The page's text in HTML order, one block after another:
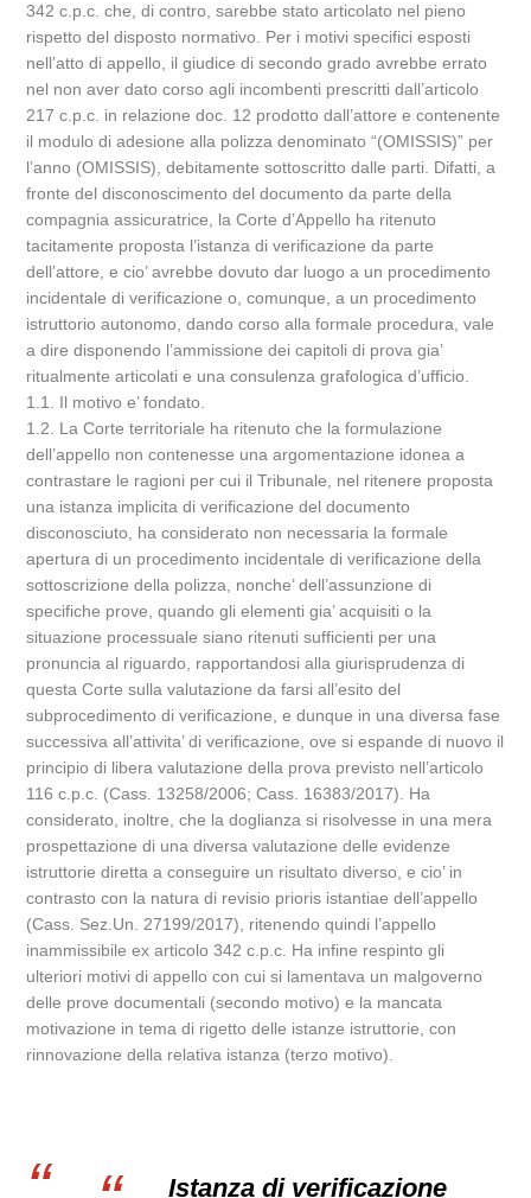
342 c.p.c. che, di contro, sarebbe stato articolato nel pieno
rispetto del disposto normativo. Per i motivi specifici esposti
nell’atto di appello, il giudice di secondo grado avrebbe errato
nel non aver dato corso agli incombenti prescritti dall’articolo
217 c.p.c. in relazione doc. 12 prodotto dall’attore e contenente
il modulo di adesione alla polizza denominato “(OMISSIS)” per
l’anno (OMISSIS), debitamente sottoscritto dalle parti. Difatti, a
fronte del disconoscimento del documento da parte della
compagnia assicuratrice, la Corte d’Appello ha ritenuto
tacitamente proposta l’istanza di verificazione da parte
dell’attore, e cio’ avrebbe dovuto dar luogo a un procedimento
incidentale di verificazione o, comunque, a un procedimento
istruttorio autonomo, dando corso alla formale procedura, vale
a dire disponendo l’ammissione dei capitoli di prova gia’
ritualmente articolati e una consulenza grafologica d’ufficio.
1.1. Il motivo e’ fondato.
1.2. La Corte territoriale ha ritenuto che la formulazione
dell’appello non contenesse una argomentazione idonea a
contrastare le ragioni per cui il Tribunale, nel ritenere proposta
una istanza implicita di verificazione del documento
disconosciuto, ha considerato non necessaria la formale
apertura di un procedimento incidentale di verificazione della
sottoscrizione della polizza, nonche’ dell’assunzione di
specifiche prove, quando gli elementi gia’ acquisiti o la
situazione processuale siano ritenuti sufficienti per una
pronuncia al riguardo, rapportandosi alla giurisprudenza di
questa Corte sulla valutazione da farsi all’esito del
subprocedimento di verificazione, e dunque in una diversa fase
successiva all’attivita’ di verificazione, ove si espande di nuovo il
principio di libera valutazione della prova previsto nell’articolo
116 c.p.c. (Cass. 13258/2006; Cass. 16383/2017). Ha
considerato, inoltre, che la doglianza si risolvesse in una mera
prospettazione di una diversa valutazione delle evidenze
istruttorie diretta a conseguire un risultato diverso, e cio’ in
contrasto con la natura di revisio prioris istantiae dell’appello
(Cass. Sez.Un. 27199/2017), ritenendo quindi l’appello
inammissibile ex articolo 342 c.p.c. Ha infine respinto gli
ulteriori motivi di appello con cui si lamentava un malgoverno
delle prove documentali (secondo motivo) e la mancata
motivazione in tema di rigetto delle istanze istruttorie, con
rinnovazione della relativa istanza (terzo motivo).
Istanza di verificazione